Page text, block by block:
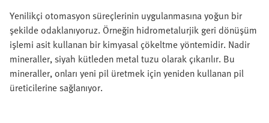
Yenilikçi otomasyon süreçlerinin uygulanmasına yoğun bir
şekilde odaklanıyoruz. Örneğin hidrometalurjik geri dönüşüm
işlemi asit kullanan bir kimyasal çökeltme yöntemidir. Nadir
mineraller, siyah kütleden metal tuzu olarak çıkarılır. Bu
mineraller, onları yeni pil üretmek için yeniden kullanan pil
üreticilerine sağlanıyor.